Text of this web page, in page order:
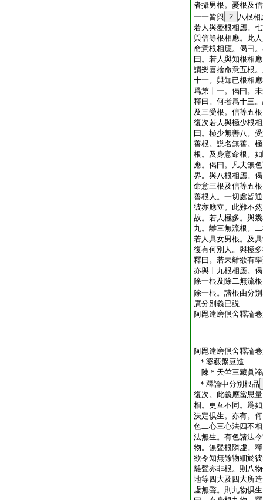
者攝男根。憂根及
一一皆與 2 八根相
若人與憂根相應。
與信等根相應。此
命意根相應。偈曰
曰。若人與知根相
謂樂喜捨命意五根
十一。與知已根相
爲第十一。偈曰。
釋曰。何者爲十三
及三受根。信等五
復次若人與極少根
曰。極少無善八。
善根。説名無善。
根。及身意命根。
應。偈曰。凡夫無
界。與八根相應。
命意三根及信等五
善根人。一切處皆
彼亦應立。此難不
故。若人極多。與
九。離三無流根。
若人具女男根。及
復有何別人。與極
釋曰。若未離欲有
亦與十九根相應。
除一根及除二無流
除一根。諸根由分
廣分別義已説
阿毘達磨倶舍釋論
阿毘達磨倶舍釋論
＊婆藪盤豆造
陳＊天竺三藏眞
＊釋論中分別根品
復次。此義應當思
相。更互不同。爲
決定倶生。亦有。
色二心三心法四不
法無生。有色諸法
物。無聲根隣虚。
欲令知無餘物細於
離聲亦非根。則八
地等四大及四大所
虚無聲。則九物倶